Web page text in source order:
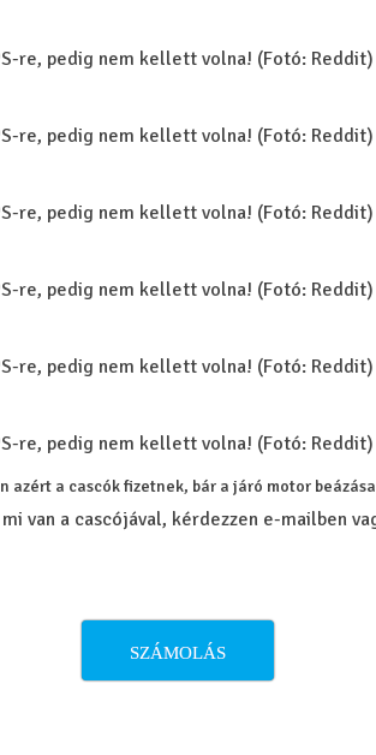
re, pedig nem kellett volna! (Fotó: Reddit)
re, pedig nem kellett volna! (Fotó: Reddit)
re, pedig nem kellett volna! (Fotó: Reddit)
re, pedig nem kellett volna! (Fotó: Reddit)
re, pedig nem kellett volna! (Fotó: Reddit)
re, pedig nem kellett volna! (Fotó: Reddit)
azért a cascók fizetnek, bár a járó motor
van a cascójával, kérdezzen e-mailben
SZÁMOLÁS